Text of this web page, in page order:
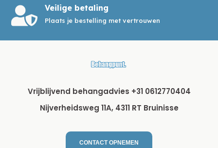
 Veilige betaling
Plaats je bestelling met vertrouwen
Vrijblijvend behangadvies +31 0612770404
Nijverheidsweg 11A, 4311 RT Bruinisse
CONTACT OPNEMEN